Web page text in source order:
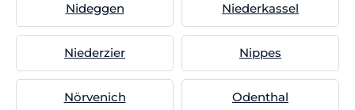
Nideggen Niederkassel
Niederzier Nippes
Nörvenich Odenthal